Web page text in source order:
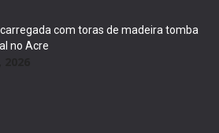
com toras de madeira tomba
no Acre